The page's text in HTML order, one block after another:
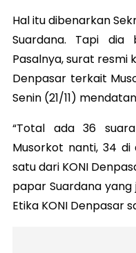
Hal itu dibenarkan
Suardana. Tapi dia
Pasalnya, surat
Denpasar terkait
Senin (21/11)
“Total ada 36
Musorkot nanti, 34
satu dari KONI
papar Suardana yang
Etika KONI Denpasar